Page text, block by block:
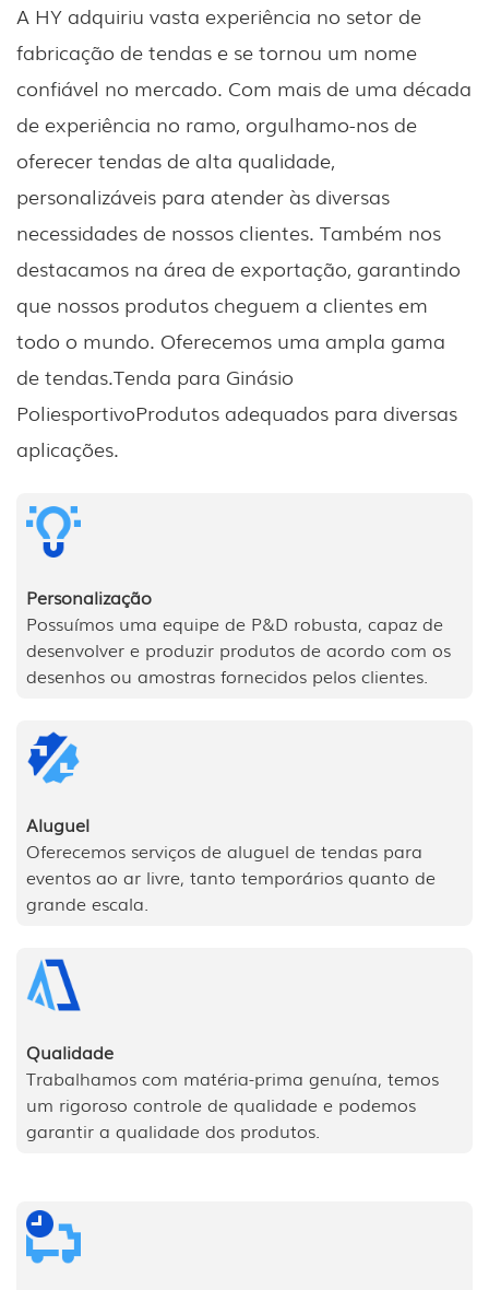
A HY adquiriu vasta experiência no setor de
fabricação de tendas e se tornou um nome
confiável no mercado. Com mais de uma década
de experiência no ramo, orgulhamo-nos de
oferecer tendas de alta qualidade,
personalizáveis ​​para atender às diversas
necessidades de nossos clientes. Também nos
destacamos na área de exportação, garantindo
que nossos produtos cheguem a clientes em
todo o mundo. Oferecemos uma ampla gama
de tendas.Tenda para Ginásio
PoliesportivoProdutos adequados para diversas
aplicações.
Personalização
Possuímos uma equipe de P&D robusta, capaz de
desenvolver e produzir produtos de acordo com os
desenhos ou amostras fornecidos pelos clientes.
Aluguel
Oferecemos serviços de aluguel de tendas para
eventos ao ar livre, tanto temporários quanto de
grande escala.
Qualidade
Trabalhamos com matéria-prima genuína, temos
um rigoroso controle de qualidade e podemos
garantir a qualidade dos produtos.